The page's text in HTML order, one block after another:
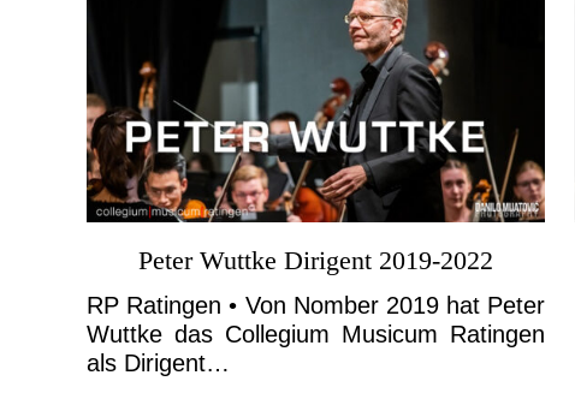
Peter Wuttke Dirigent 2019-2022
RP Ratingen • Von Nomber 2019 hat Peter
Wuttke das Collegium Musicum Ratingen
als Dirigent…